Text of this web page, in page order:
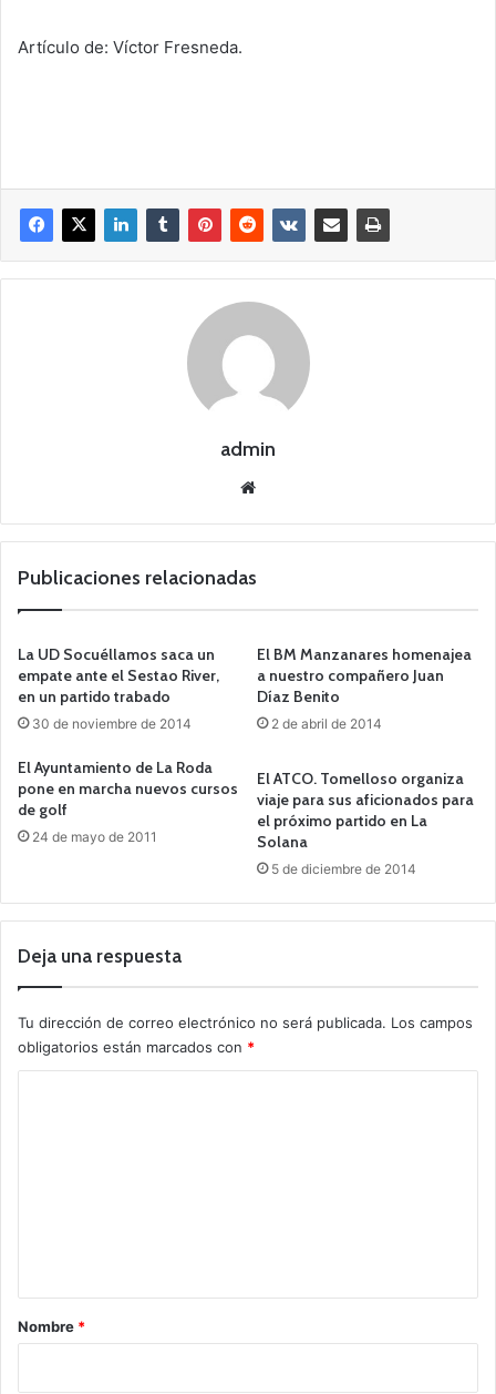
Artículo de: Víctor Fresneda.
admin
we
Publicaciones relacionadas
La UD Socuéllamos saca un
empate ante el Sestao River,
en un partido trabado
30 de noviembre de 2014
El BM Manzanares homenajea
a nuestro compañero Juan
Díaz Benito
2 de abril de 2014
El Ayuntamiento de La Roda
pone en marcha nuevos cursos
de golf
24 de mayo de 2011
El ATCO. Tomelloso organiza
viaje para sus aficionados para
el próximo partido en La
Solana
5 de diciembre de 2014
Deja una respuesta
Tu dirección de correo electrónico no será publicada. Los campos
obligatorios están marcados con *
r
Nombre *